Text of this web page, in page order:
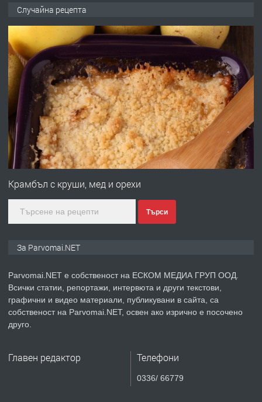
преди 1 година
ПРЕДЛАГА
Първи поход "По стъпките на Ангел
Войвода"
преди 1 година
ПРЕДЛАГА
Монтажник на малки детайли за
преди 1 година
ПРЕДЛАГА
Продавам апартамент - гр.
Случайна рецепта
Крамбъл с круши, мед и орехи
Търси
За Parvomai.NET
Parvomai.NET е собственост на ЕСКОМ МЕДИА ГРУП ООД.
Всички статии, репортажи, интервюта и други текстови,
графични и видео материали, публикувани в сайта, са
собственост на Parvomai.NET, освен ако изрично е посочено
друго.
Главен редактор Телефони
0336/ 66779